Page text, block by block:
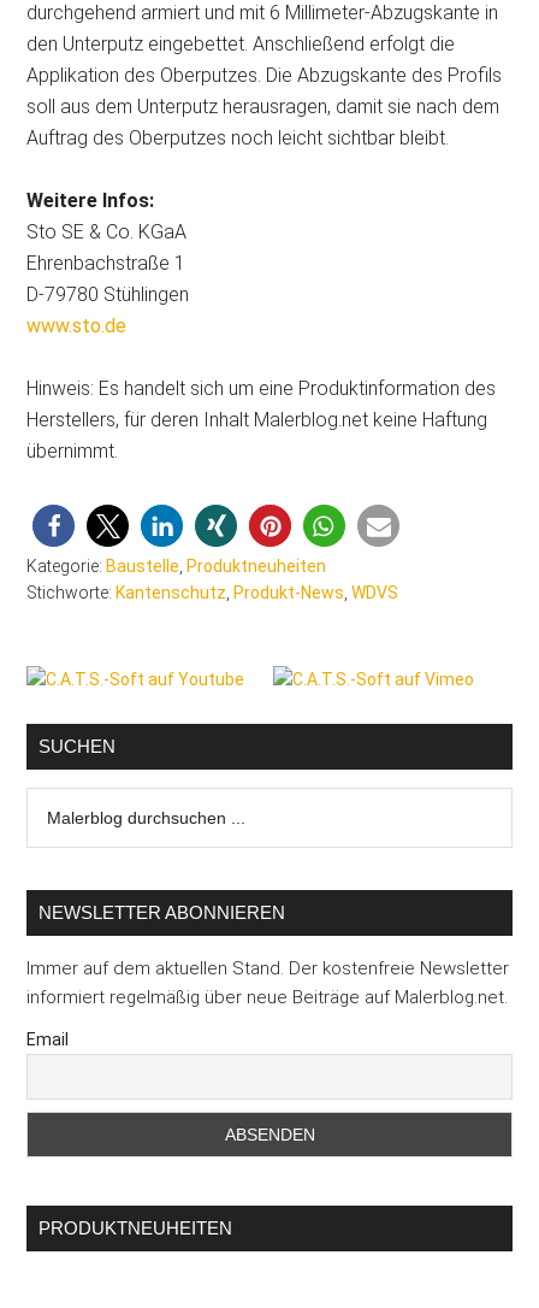
durchgehend armiert und mit 6 Millimeter-Abzugskante in
den Unterputz eingebettet. Anschließend erfolgt die
Applikation des Oberputzes. Die Abzugskante des Profils
soll aus dem Unterputz herausragen, damit sie nach dem
Auftrag des Oberputzes noch leicht sichtbar bleibt.
Weitere Infos:
Sto SE & Co. KGaA
Ehrenbachstraße 1
D-79780 Stühlingen
www.sto.de
Hinweis: Es handelt sich um eine Produktinformation des
Herstellers, für deren Inhalt Malerblog.net keine Haftung
übernimmt.
Kategorie: Baustelle Produktneuheiten
Stichworte: Kantenschutz Produkt-News ,WDVS
Seitenspalte
SUCHEN
durchsuchen
NEWSLETTER ABONNIEREN
Immer auf dem aktuellen Stand. Der kostenfreie Newsletter
informiert regelmäßig über neue Beiträge auf Malerblog.net.
Email
PRODUKTNEUHEITEN